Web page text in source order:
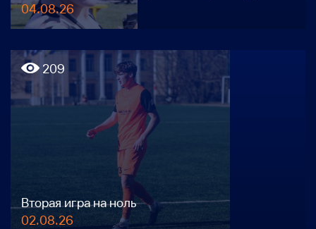
04.08.26
209
Вторая игра на ноль
02.08.26